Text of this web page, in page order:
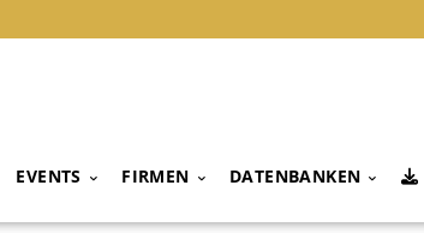
EVENTS FIRMEN DATENBANKEN